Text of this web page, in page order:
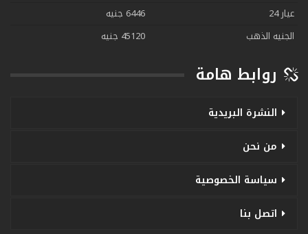
عيار 24
6446 جنيه
الجنيه الذهب
45120 جنيه
روابط هامة
النشرة البريدية
من نحن
سياسة الخصوصية
اتصل بنا